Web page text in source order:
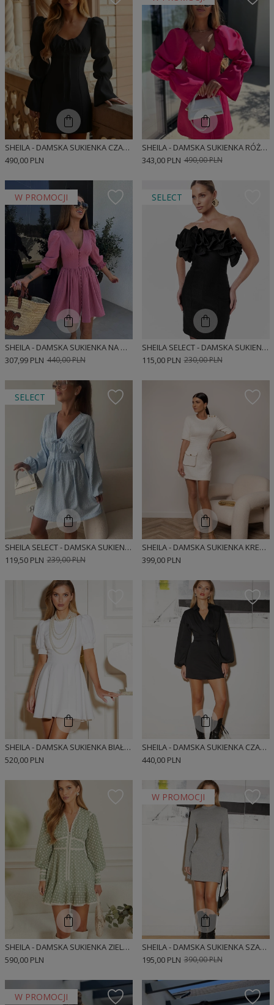
SHEILA - DAMSKA SUKIENKA CZARNA Z WIĄZANIEM MINI 'AISHA BLACK'
490,00 PLN
SHEILA - DAMSKA SUKIENKA RÓŻOWA Z WIĄZANIEM MINI 'AISHA PINK'
490,00 PLN
343,00 PLN
W PROMOCJI
SHEILA - DAMSKA SUKIENKA NA GUZIKI MUŚLINOWA RÓŻOWA Z GUMĄ MINI 'SELENE PINK'
440,00 PLN
307,99 PLN
SELECT
SHEILA SELECT - DAMSKA SUKIENKA CZARNA MINI 'GABRIELLA BLACK'
230,00 PLN
115,00 PLN
SELECT
SHEILA SELECT - DAMSKA SUKIENKA NIEBIESKA 'BLUE BLOSSOM'
239,00 PLN
119,50 PLN
SHEILA - DAMSKA SUKIENKA KREMOWA Z KIESZENIĄ I ZŁOTYMI GUZIKAMI MINI 'LAURE'
399,00 PLN
SHEILA - DAMSKA SUKIENKA BIAŁA KLASYCZNA PROSTA Z GUZIKAMI MINI 'SOFI'
520,00 PLN
SHEILA - DAMSKA SUKIENKA CZARNA KOSZULOWA Z WIĄZANIEM MINI 'ATTIKA'
440,00 PLN
SHEILA - DAMSKA SUKIENKA ZIELONA/MIĘTOWA Z KORONKOWYMI TAŚMAMI COTTAGECORE MINI 'MAURA'
590,00 PLN
W PROMOCJI
SHEILA - DAMSKA SUKIENKA SZARA Z GUZIKAMI NA CO DZIEŃ 'ELENA'
390,00 PLN
195,00 PLN
W PROMOCJI